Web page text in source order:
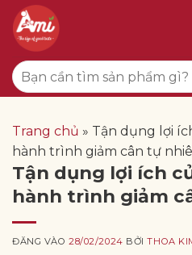
qua
dung
Tìm
kiếm:
Trang chủ » Tận dụng lợi
hành trình giảm cân tự
Tận dụng lợi ích
hành trình giảm
ĐĂNG VÀO28/02/2024 BỞITHOA